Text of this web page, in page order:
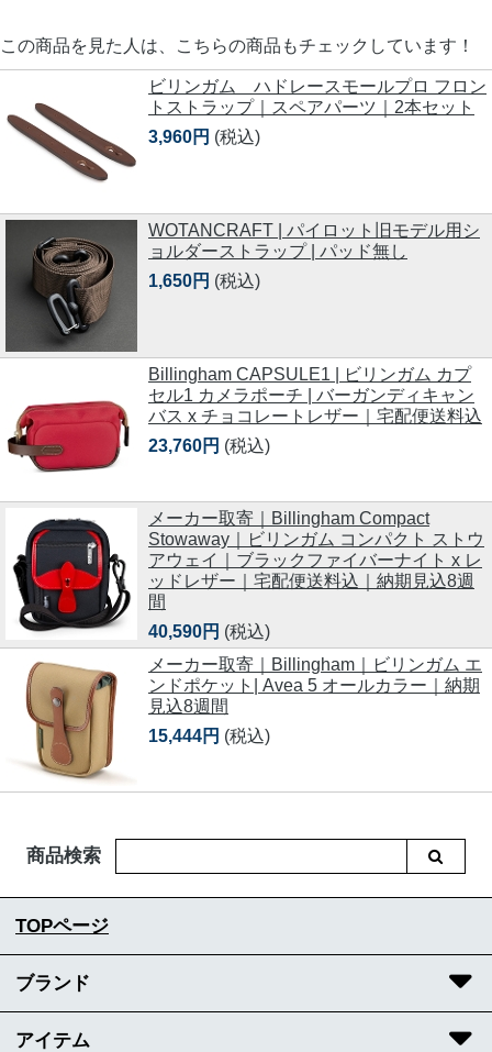
この商品を見た人は、こちらの商品もチェックしています！
ビリンガム ハドレースモールプロ フロン
トストラップ｜スペアパーツ｜2本セット
3,960円 (税込)
WOTANCRAFT | パイロット旧モデル用シ
ョルダーストラップ | パッド無し
1,650円 (税込)
Billingham CAPSULE1 | ビリンガム カプ
セル1 カメラポーチ | バーガンディキャン
バス x チョコレートレザー｜宅配便送料込
23,760円 (税込)
メーカー取寄｜Billingham Compact
Stowaway｜ビリンガム コンパクト ストウ
アウェイ｜ブラックファイバーナイト x レ
ッドレザー｜宅配便送料込｜納期見込8週
間
40,590円 (税込)
メーカー取寄｜Billingham｜ビリンガム エ
ンドポケット| Avea 5 オールカラー｜納期
見込8週間
15,444円 (税込)
商品検索
TOPページ
ブランド
アイテム